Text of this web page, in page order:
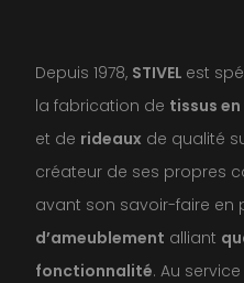
Depuis 1978, STIVEL est
la fabrication de tissus
et de rideaux de qualité
créateur de ses propres
avant son savoir-faire en
d’ameublement alliant
fonctionnalité. Au